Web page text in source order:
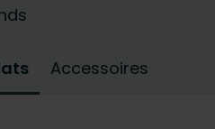
Accessoires